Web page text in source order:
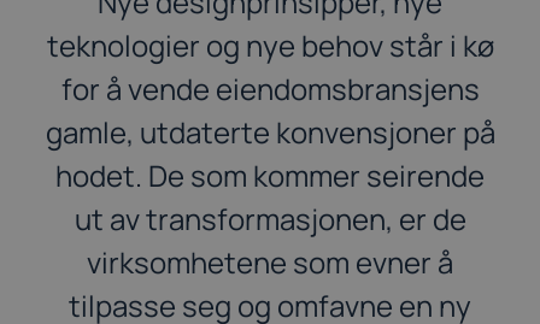
teknologier og nye behov står i kø
for å vende eiendomsbransjens
gamle, utdaterte konvensjoner på
hodet. De som kommer seirende
ut av transformasjonen, er de
virksomhetene som evner å
tilpasse seg og omfavne en ny